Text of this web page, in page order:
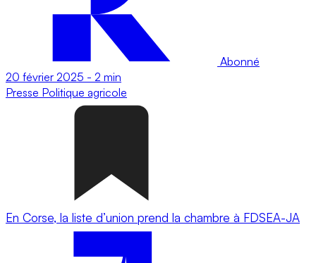
Abonné
20 février 2025 - 2 min
Presse Politique agricole
En Corse, la liste d’union prend la chambre à FDSEA-JA